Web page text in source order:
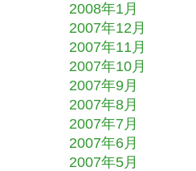
2008年1月
2007年12月
2007年11月
2007年10月
2007年9月
2007年8月
2007年7月
2007年6月
2007年5月